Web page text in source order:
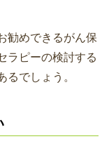
勧めできるがん保
ラピーの検討する
るでしょう。